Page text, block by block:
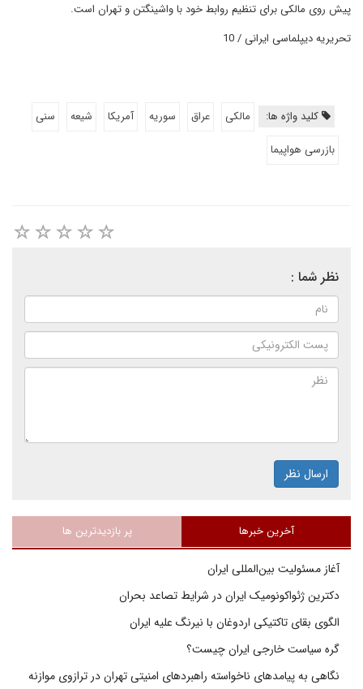
پیش روی مالکی برای تنظیم روابط خود با واشینگتن و تهران است.
تحریریه دیپلماسی ایرانی / 10
کلید واژه ها: مالکی عراق سوریه آمریکا شیعه
سنی
بازرسی هواپیما
نظر شما :
ارسال نظر
آخرین خبرها پر بازدیدترین ها
آغاز مسئولیت بین‌المللی ایران
دکترین ژئواکونومیک ایران در شرایط تصاعد بحران
الگوی بقای تاکتیکی اردوغان با نیرنگ علیه ایران
گره سیاست خارجی ایران چیست؟
نگاهی به پیامدهای ناخواسته راهبردهای امنیتی تهران در ترازوی موازنه